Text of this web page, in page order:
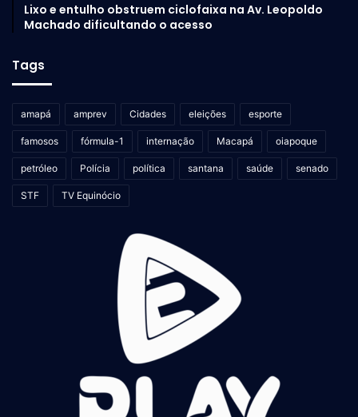
Lixo e entulho obstruem ciclofaixa na Av. Leopoldo
Machado dificultando o acesso
Tags
amapá amprev Cidades eleições esporte
famosos fórmula-1 internação Macapá oiapoque
petróleo Polícia política santana saúde senado
STF TV Equinócio